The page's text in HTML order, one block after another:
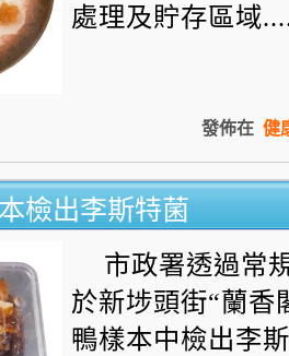
處理及貯存區域
發佈在 健
檢出李斯特菌
市政署透過常
於新埗頭街“蘭香
鴨樣本中檢出李